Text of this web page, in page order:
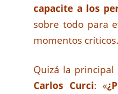
capacite a los
sobre todo para
momentos críticos.
Quizá la
Carlos Curci: «